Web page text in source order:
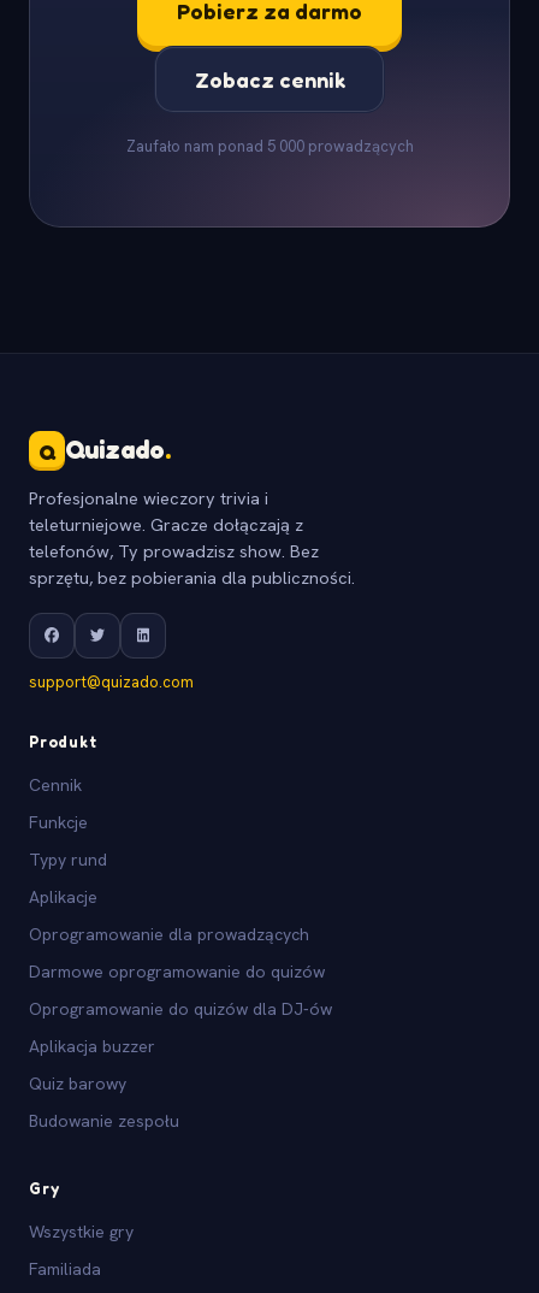
Pobierz za darmo
Zobacz cennik
Zaufało nam ponad 5 000 prowadzących
Q Quizado.
Profesjonalne wieczory trivia i
teleturniejowe. Gracze dołączają z
telefonów, Ty prowadzisz show. Bez
sprzętu, bez pobierania dla publiczności.
support@quizado.com
Produkt
Cennik
Funkcje
Typy rund
Aplikacje
Oprogramowanie dla prowadzących
Darmowe oprogramowanie do quizów
Oprogramowanie do quizów dla DJ-ów
Aplikacja buzzer
Quiz barowy
Budowanie zespołu
Gry
Wszystkie gry
Familiada